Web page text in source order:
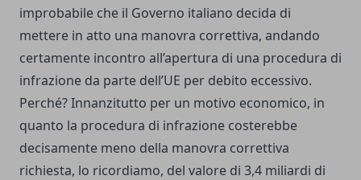
improbabile che il Governo italiano decida di
mettere in atto una manovra correttiva, andando
certamente incontro all’apertura di una procedura di
infrazione da parte dell’UE per debito eccessivo.
Perché? Innanzitutto per un motivo economico, in
quanto la procedura di infrazione costerebbe
decisamente meno della manovra correttiva
richiesta, lo ricordiamo, del valore di 3,4 miliardi di